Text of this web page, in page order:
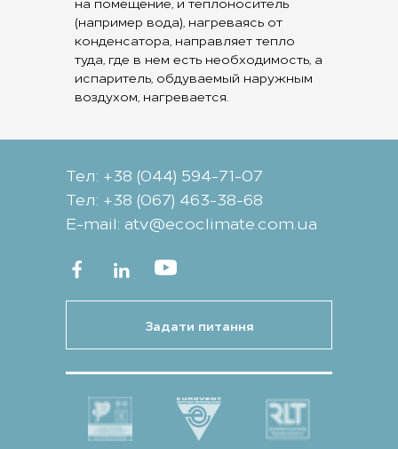
(например вода), нагреваясь от
конденсатора, направляет тепло
туда, где в нем есть необходимость, а
испаритель, обдуваемый наружным
воздухом, нагревается.
Тел: +38 (044) 594-71-07
Тел: +38 (067) 463-38-68
Е-mail: atv@ecoclimate.com.ua
Задати питання